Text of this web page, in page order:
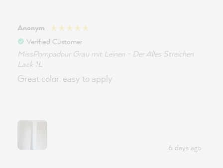
Anonym
Verified Customer
MissPompadour Grau mit Leinen - Der Alles Streichen
Lack 1L
Great color, easy to apply
6 days ago